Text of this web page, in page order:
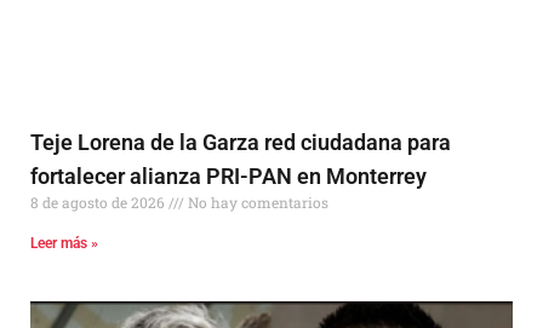
Teje Lorena de la Garza red ciudadana para
fortalecer alianza PRI-PAN en Monterrey
8 de agosto de 2026 No hay comentarios
Leer más »